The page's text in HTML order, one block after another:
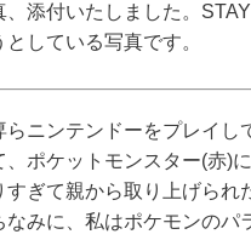
、添付いたしました。
としている写真です。
らニンテンドーをプレイし
、ポケットモンスター(赤)
すぎて親から取り上げられ
なみに、私はポケモンのパ